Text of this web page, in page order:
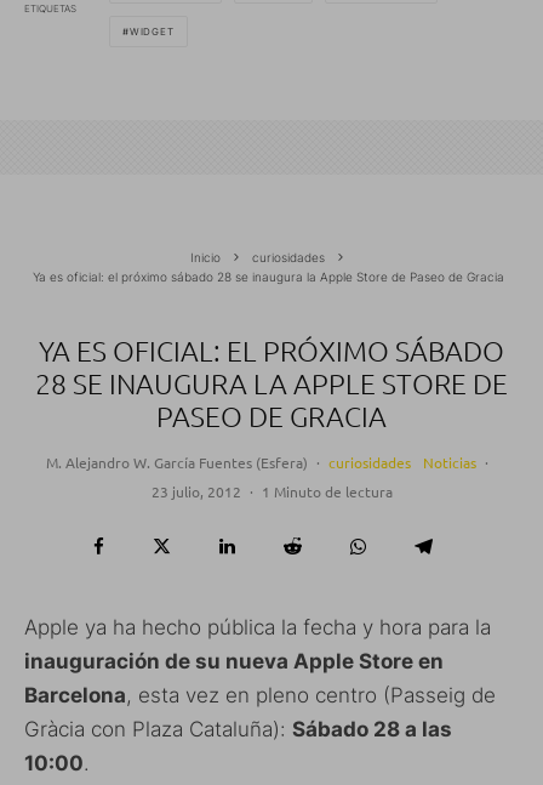
ETIQUETAS
WIDGET
Inicio
curiosidades
Ya es oficial: el próximo sábado 28 se inaugura la Apple Store de Paseo de Gracia
YA ES OFICIAL: EL PRÓXIMO SÁBADO
28 SE INAUGURA LA APPLE STORE DE
PASEO DE GRACIA
M. Alejandro W. García Fuentes (Esfera) · curiosidades Noticias ·
23 julio, 2012 · 1 Minuto de lectura
Apple ya ha hecho pública la fecha y hora para la
inauguración de su nueva Apple Store en
Barcelona, esta vez en pleno centro (Passeig de
Gràcia con Plaza Cataluña): Sábado 28 a las
10:00.